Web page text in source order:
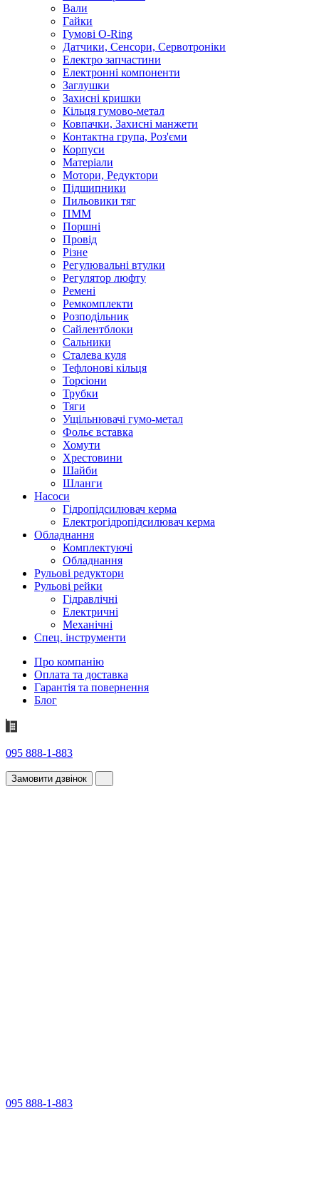
Вали
Гайки
Гумові O-Ring
Датчики, Сенсори, Сервотроніки
Електро запчастини
Електронні компоненти
Заглушки
Захисні кришки
Кільця гумово-метал
Ковпачки, Захисні манжети
Контактна група, Роз'єми
Корпуси
Матеріали
Мотори, Редуктори
Підшипники
Пильовики тяг
ПММ
Поршні
Провід
Різне
Регулювальні втулки
Регулятор люфту
Ремені
Ремкомплекти
Розподільник
Сайлентблоки
Сальники
Сталева куля
Тефлонові кільця
Торсіони
Трубки
Тяги
Ущільнювачі гумо-метал
Фольє вставка
Хомути
Хрестовини
Шайби
Шланги
Насоси
Гідропідсилювач керма
Електрогідропідсилювач керма
Обладнання
Комплектуючі
Обладнання
Рульові редуктори
Рульові рейки
Гідравлічні
Електричні
Механічні
Спец. інструменти
Про компанію
Оплата та доставка
Гарантія та повернення
Блог
095 888-1-883
Замовити дзвінок
095 888-1-883